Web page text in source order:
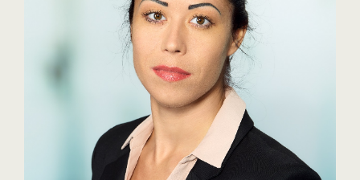
FG UBIT Salzburg
foodaffairs
FV Energierohstoff & Kraftstoff
Gardena